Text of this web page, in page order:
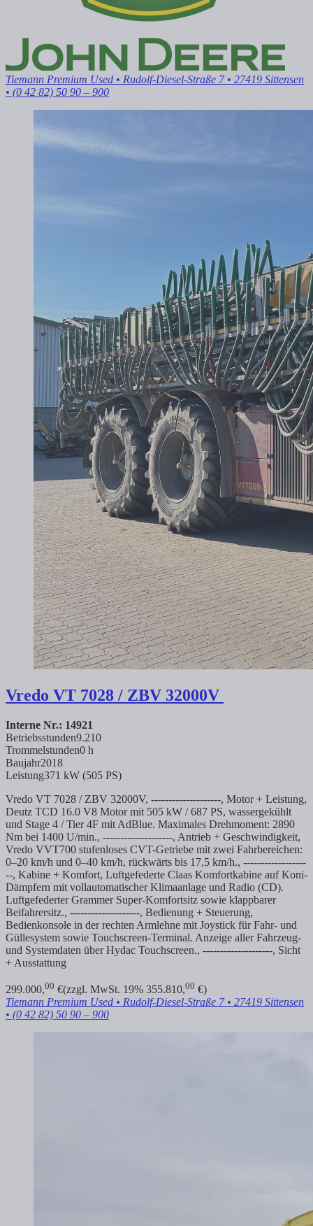
Tiemann Premium Used • Rudolf-Diesel-Straße 7 • 27419 Sittensen
• (0 42 82) 50 90 – 900
Vredo VT 7028 / ZBV 32000V
Interne Nr.: 14921
Betriebsstunden9.210
Trommelstunden0 h
Baujahr2018
Leistung371 kW (505 PS)
Vredo VT 7028 / ZBV 32000V, --------------------, Motor + Leistung,
Deutz TCD 16.0 V8 Motor mit 505 kW / 687 PS, wassergekühlt
und Stage 4 / Tier 4F mit AdBlue. Maximales Drehmoment: 2890
Nm bei 1400 U/min., --------------------, Antrieb + Geschwindigkeit,
Vredo VVT700 stufenloses CVT-Getriebe mit zwei Fahrbereichen:
0–20 km/h und 0–40 km/h, rückwärts bis 17,5 km/h., ------------------
--, Kabine + Komfort, Luftgefederte Claas Komfortkabine auf Koni-
Dämpfern mit vollautomatischer Klimaanlage und Radio (CD).
Luftgefederter Grammer Super-Komfortsitz sowie klappbarer
Beifahrersitz., --------------------, Bedienung + Steuerung,
Bedienkonsole in der rechten Armlehne mit Joystick für Fahr- und
Güllesystem sowie Touchscreen-Terminal. Anzeige aller Fahrzeug-
und Systemdaten über Hydac Touchscreen., --------------------, Sicht
+ Ausstattung
299.000,00 €(zzgl. MwSt. 19% 355.810,00 €)
Tiemann Premium Used • Rudolf-Diesel-Straße 7 • 27419 Sittensen
• (0 42 82) 50 90 – 900